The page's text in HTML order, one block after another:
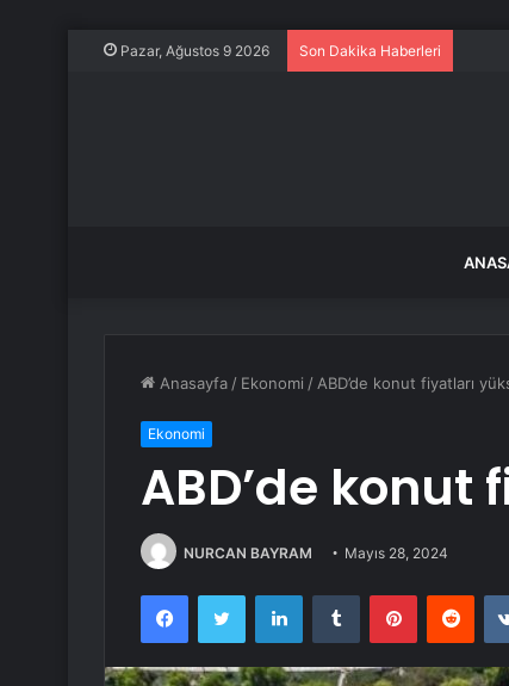
Pazar, Ağustos 9 2026 Son Dakika Haberleri
Anasayfa / Ekonomi / ABD’de konut fiyatları
Ekonomi
ABD’de konut
NURCAN BAYRAM Mayıs 28, 2024
FacebookTwitter LinkedInTumblr Pinterest